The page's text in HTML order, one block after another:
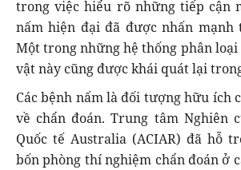
trong việc hiểu rõ những tiếp cận
nấm hiện đại đã được nhấn mạnh
Một trong những hệ thống phân loại
vật này cũng được khái quát lại
Các bệnh nấm là đối tượng hữu ích
về chẩn đoán. Trung tâm Nghiên
Quốc tế Australia (ACIAR) đã hỗ
bốn phòng thí nghiệm chẩn đoán ở